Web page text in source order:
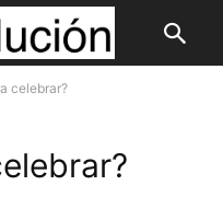
celebrar?